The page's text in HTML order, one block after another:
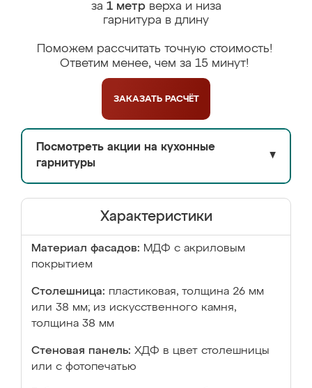
за 1 метрверха и низа
гарнитура в длину
Поможем рассчитать точную стоимость!
Ответим менее, чем за 15 минут!
ЗАКАЗАТЬ РАСЧЁТ
Посмотреть акции на кухонные
гарнитуры
▼
Характеристики
Материал фасадов: МДФ с акриловым
покрытием
Столешница: пластиковая, толщина 26 мм
или 38 мм; из искусственного камня,
толщина 38 мм
Стеновая панель: ХДФ в цвет столешницы
или с фотопечатью